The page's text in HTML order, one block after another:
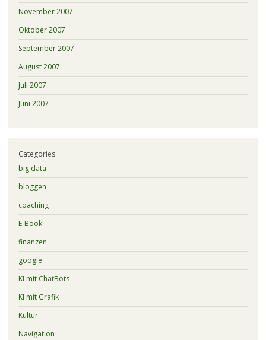
November 2007
Oktober 2007
September 2007
August 2007
Juli 2007
Juni 2007
Categories
big data
bloggen
coaching
E-Book
finanzen
google
KI mit ChatBots
KI mit Grafik
Kultur
Navigation